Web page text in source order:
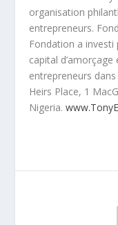
organisation
entrepreneurs.
Fondation a investi
capital
entrepreneurs
Heirs Place, 1
Nigeria.